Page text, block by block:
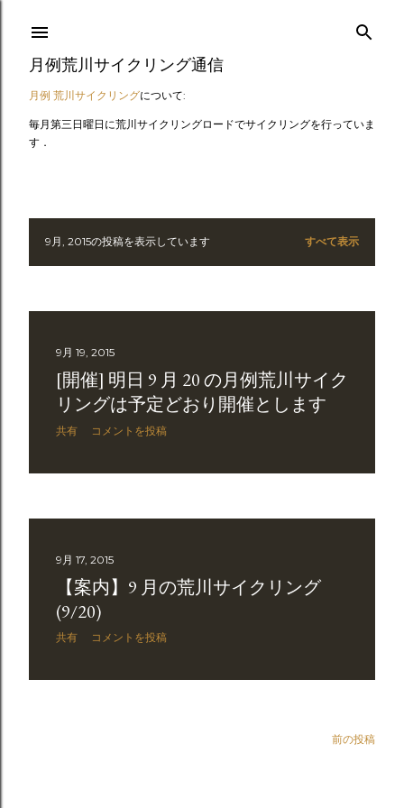
スキップしてメイン コンテンツに移動
月例荒川サイクリング通信
月例 荒川サイクリングについて:
毎月第三日曜日に荒川サイクリングロードでサイクリングを行っていま
す．
投9月, 2015の投稿を表示しています すべて表示
9月 19, 2015
[開催] 明日 9 月 20 の月例荒川サイク
リングは予定どおり開催とします
共有 コメントを投稿
9月 17, 2015
【案内】9 月の荒川サイクリング
(9/20)
共有 コメントを投稿
前の投稿